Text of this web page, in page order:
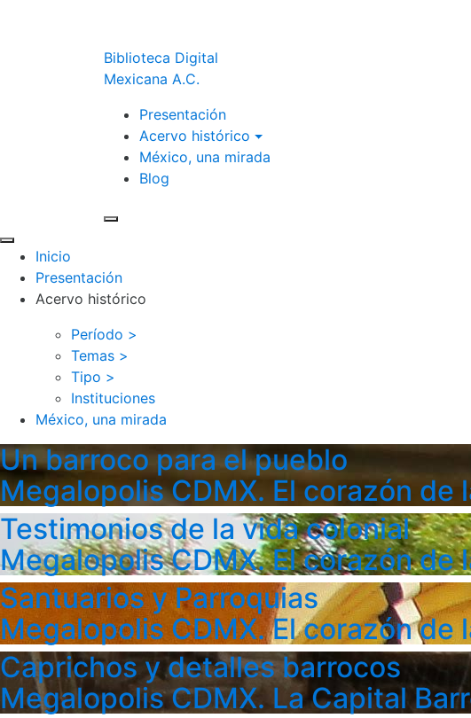
Biblioteca Digital
Mexicana A.C.
Presentación
Acervo histórico
México, una mirada
Blog
Inicio
Presentación
Acervo histórico
Período >
Temas >
Tipo >
Instituciones
México, una mirada
Un barroco para el pueblo
Megalopolis CDMX. El corazón de
Testimonios de la vida colonial
Megalopolis CDMX. El corazón de
Santuarios y Parroquias
Megalopolis CDMX. El corazón de
Caprichos y detalles barrocos
Megalopolis CDMX. La Capital